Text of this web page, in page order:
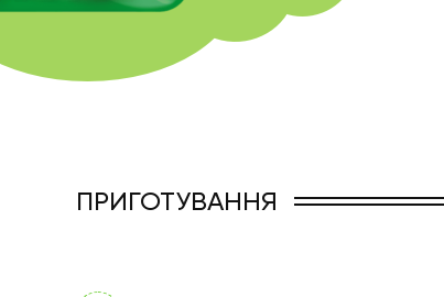
ПРИГОТУВАННЯ